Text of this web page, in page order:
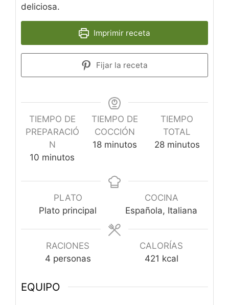
deliciosa.
Imprimir receta
Fijar la receta
TIEMPO DE
PREPARACIÓ
N
10 minutos
minutos
TIEMPO DE
COCCIÓN
18minutos
minutos
TIEMPO
TOTAL
28minutos
minutos
PLATO
Plato principal
COCINA
Española, Italiana
RACIONES
4 personas
CALORÍAS
421 kcal
EQUIPO